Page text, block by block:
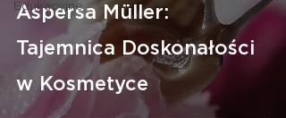
Edukacyjne
Aspersa Müller:
Tajemnica Doskonałości
w Kosmetyce